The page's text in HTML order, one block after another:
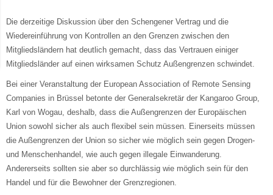
Die derzeitige Diskussion über den Schengener Vertrag und die
Wiedereinführung von Kontrollen an den Grenzen zwischen den
Mitgliedsländern hat deutlich gemacht, dass das Vertrauen einiger
Mitgliedsländer auf einen wirksamen Schutz Außengrenzen schwindet.
Bei einer Veranstaltung der European Association of Remote Sensing
Companies in Brüssel betonte der Generalsekretär der Kangaroo Group,
Karl von Wogau, deshalb, dass die Außengrenzen der Europäischen
Union sowohl sicher als auch flexibel sein müssen. Einerseits müssen
die Außengrenzen der Union so sicher wie möglich sein gegen Drogen-
und Menschenhandel, wie auch gegen illegale Einwanderung.
Andererseits sollten sie aber so durchlässig wie möglich sein für den
Handel und für die Bewohner der Grenzregionen.